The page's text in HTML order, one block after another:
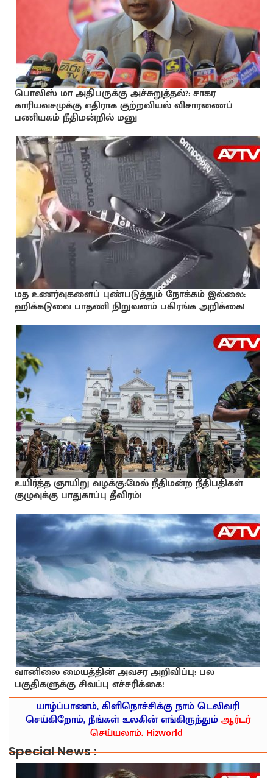
பொலிஸ் மா அதிபருக்கு அச்சுறுத்தல்?: சாகர
காரியவசமுக்கு எதிராக குற்றவியல் விசாரணைப்
பணியகம் நீதிமன்றில் மனு
மத உணர்வுகளைப் புண்படுத்தும் நோக்கம் இல்லை:
ஹிக்கடுவை பாதணி நிறுவனம் பகிரங்க அறிக்கை!
உயிர்த்த ஞாயிறு வழக்கு:மேல் நீதிமன்ற நீதிபதிகள்
குழுவுக்கு பாதுகாப்பு தீவிரம்!
வானிலை மையத்தின் அவசர அறிவிப்பு: பல
பகுதிகளுக்கு சிவப்பு எச்சரிக்கை!
யாழ்ப்பாணம், கிளிநொச்சிக்கு நாம் டெலிவரி
செய்கிறோம், நீங்கள் உலகின் எங்கிருந்தும்ஆர்டர்
செய்யலாம். Hi2world
Special News :